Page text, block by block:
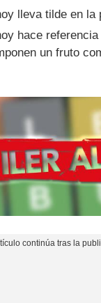
lleva tilde en la
hace
un fruto